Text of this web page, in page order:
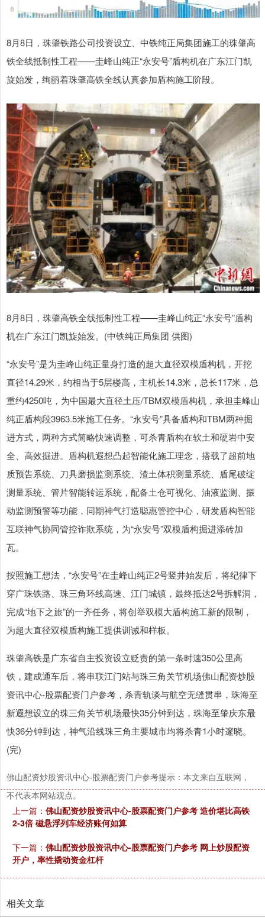
8月8日，珠肇铁路公司投资设立、中铁纯正局集团施工的珠肇高
铁全线抵制性工程——圭峰山纯正“永安号”盾构机在广东江门凯
旋始发，绚丽着珠肇高铁全线认真参加盾构施工阶段。
8月8日，珠肇高铁全线抵制性工程——圭峰山纯正“永安号”盾构
机在广东江门凯旋始发。(中铁纯正局集团 供图)
“永安号”是为圭峰山纯正量身打造的超大直径双模盾构机，开挖
直径14.29米，约相当于5层楼高，主机长14.3米，总长117米，总
重约4250吨，为中国最大直径土压/TBM双模盾构机，承担圭峰山
纯正盾构段3963.5米施工任务。“永安号”具备盾构和TBM两种掘
进方式，两种方式简略快速调整，可杀青盾构在软土和硬岩中安
全、高效掘进。盾构机遐想凸起智能化施工理念，搭载了超前地
质预告系统、刀具磨损监测系统、渣土体积测量系统、盾尾破绽
测量系统、管片智能转运系统，配备土仓可视化、油液监测、振
动监测预警等功能，同期神气打造聪惠管控中心，研发盾构智能
互联神气协同管控诈欺系统，为“永安号”双模盾构掘进添砖加
瓦。
按照施工想法，“永安号”在圭峰山纯正2号竖井始发后，将纪律下
穿广珠铁路、珠三角环线高速、江门城镇，最终抵达2号拆解洞，
完成“地下之旅”的一齐任务，将创举双模大盾构施工新的限制，
为超大直径双模盾构施工提供训诫和样板。
珠肇高铁是广东省自主投资设立贬责的第一条时速350公里高
铁，建成通车后，将串联江门站与珠三角关节机场佛山配资炒股
资讯中心-股票配资门户参考，杀青轨谈与航空无缝贯串，珠海至
新遐想设立的珠三角关节机场最快35分钟到达，珠海至肇庆东最
快36分钟到达，神气沿线珠三角主要城市均将杀青1小时邃晓。
(完)
佛山配资炒股资讯中心-股票配资门户参考提示：本文来自互联网，
不代表本网站观点。
上一篇： 佛山配资炒股资讯中心-股票配资门户参考 造价堪比高铁
2-3倍 磁悬浮列车经济账何如算
下一篇： 佛山配资炒股资讯中心-股票配资门户参考 网上炒股配资
开户，率性撬动资金杠杆
相关文章